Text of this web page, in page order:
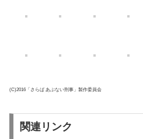
(C)2016「さらば あぶない刑事」製作委員会
関連リンク